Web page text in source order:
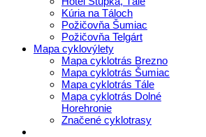
Kúria na Táloch
Požičovňa Šumiac
Požičovňa Telgárt
Mapa cyklovýlety
Mapa cyklotrás Brezno
Mapa cyklotrás Šumiac
Mapa cyklotrás Tále
Mapa cyklotrás Dolné
Horehronie
Značené cyklotrasy